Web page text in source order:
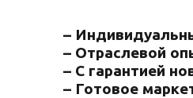
–
– Отраслевой
– С гарантией
– Готовое